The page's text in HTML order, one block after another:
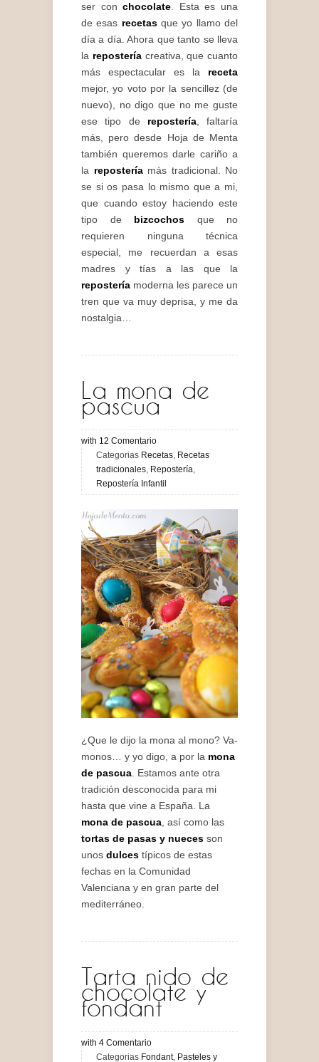
ser conchocolate. Esta es una
de esas recetasque yo llamo del
día a día. Ahora que tanto se lleva
la reposteríacreativa, que cuanto
más espectacular es la receta
mejor, yo voto por la sencillez (de
nuevo), no digo que no me guste
ese tipo de repostería, faltaría
más, pero desde Hoja de Menta
también queremos darle cariño a
la reposteríamás tradicional. No
se si os pasa lo mismo que a mi,
que cuando estoy haciendo este
tipo de bizcochos que no
requieren ninguna técnica
especial, me recuerdan a esas
madres y tías a las que la
repostería moderna les parece un
tren que va muy deprisa, y me da
nostalgia…
La mona de
pascua
with 12 Comentario
Categorias Recetas, Recetas
tradicionales, Repostería,
Repostería Infantil
¿Que le dijo la mona al mono? Va-
monos… y yo digo, a por la mona
de pascua . Estamos ante otra
tradición desconocida para mi
hasta que vine a España. La
mona de pascua , así como las
tortas de pasas y nueces son
unos dulces típicos de estas
fechas en la Comunidad
Valenciana y en gran parte del
mediterráneo.
Tarta nido de
chocolate y
fondant
with 4 Comentario
Categorias Fondant, Pasteles y